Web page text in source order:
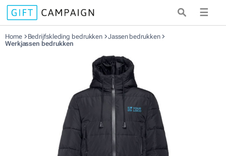
☰
Home Bedrijfskleding bedrukken
Jassen bedrukken
Werkjassen bedrukken